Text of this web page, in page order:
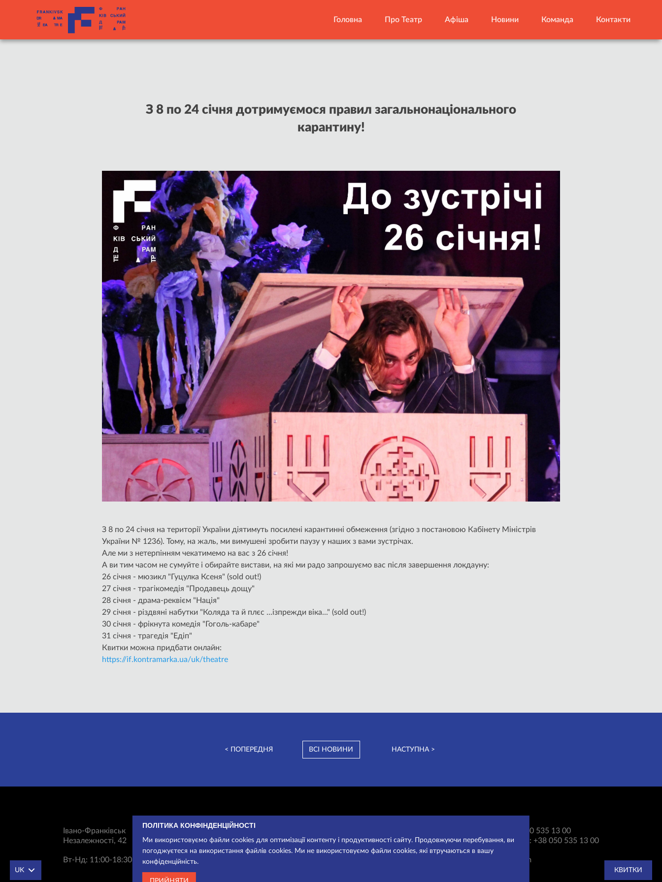
Головна Про Театр Афіша Новини Команда Контакти
З 8 по 24 січня дотримуємося правил загальнонаціонального
карантину!
З 8 по 24 січня на території України діятимуть посилені карантинні обмеження (згідно з постановою Кабінету Міністрів
України № 1236). Тому, на жаль, ми вимушені зробити паузу у наших з вами зустрічах.
Але ми з нетерпінням чекатимемо на вас з 26 січня!
А ви тим часом не сумуйте і обирайте вистави, на які ми радо запрошуємо вас після завершення локдауну:
26 січня - мюзикл "Гуцулка Ксеня" (sold out!)
27 січня - трагікомедія "Продавець дощу"
28 січня - драма-реквієм "Нація"
29 січня - різдвяні набутки "Коляда та й плєс ...ізпрежди віка..." (sold out!)
30 січня - фрікнута комедія "Гоголь-кабаре"
31 січня - трагедія "Едіп"
Квитки можна придбати онлайн:
https://if.kontramarka.ua/uk/theatre
< ПОПЕРЕДНЯ ВСІ НОВИНИ НАСТУПНА >
Івано-Франківськ
Незалежності, 42
Вт-Нд: 11:00-18:30
+38 050 535 13 00
Для довідок: +38 050 535 13 00
ifteatr@ua.fm
КВИТКИ
ПОЛІТИКА КОНФІНДЕНЦІЙНОСТІ
Ми використовуємо файли cookies для оптимізації контенту і продуктивності сайту. Продовжуючи перебування, ви
погоджуєтеся на використання файлів cookies. Ми не використовуємо файли cookies, які втручаються в вашу
конфіденційність.
UK